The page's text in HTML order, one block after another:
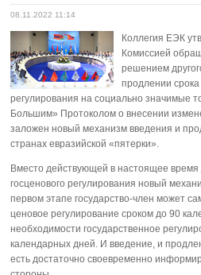
08.11.2022 11:14
Коллегия ЕЭК
Комиссией
решением
продлении срока
регулирования на социально значимые
Большим» Протоколом о внесении
заложен новый механизм введения и
странах евразийской «пятерки».
Вместо действующей в настоящее
госценового регулирования новый
первом этапе государство-член может
ценовое регулирование сроком до 90
необходимости государственное
календарных дней. И введение, и
есть достаточно своевременно